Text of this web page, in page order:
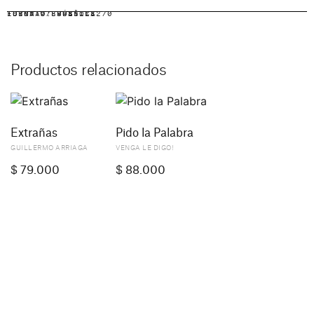
IDIOMA:ESPAÑOL
FORMATO:RÚSTICA
ISBN: 9789585118270
Productos relacionados
Extrañas
GUILLERMO ARRIAGA
$ 79.000
Pido la Palabra
VENGA LE DIGO!
$ 88.000